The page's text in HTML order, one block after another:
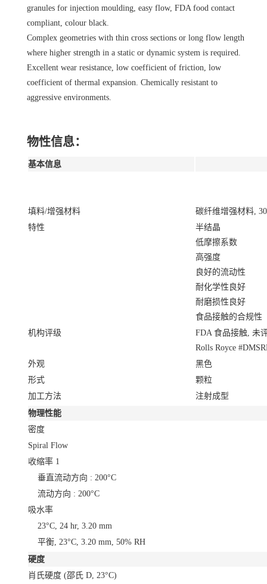
granules for injection moulding, easy flow, FDA food contact
compliant, colour black.
Complex geometries with thin cross sections or long flow length
where higher strength in a static or dynamic system is required.
Excellent wear resistance, low coefficient of friction, low
coefficient of thermal expansion. Chemically resistant to
aggressive environments.
物性信息：
基本信息
填料/增强材料
碳纤维增强材料,
特性
半结晶
低摩擦系数
高强度
良好的流动性
耐化学性良好
耐磨损性良好
食品接触的合规性
机构评级
FDA 食品接触, 未
Rolls Royce
外观
黑色
形式
颗粒
加工方法
注射成型
物理性能
密度
Spiral Flow
收缩率 1
垂直流动方向 : 200°C
流动方向 : 200°C
吸水率
23°C, 24 hr, 3.20 mm
平衡, 23°C, 3.20 mm, 50% RH
硬度
肖氏硬度 (邵氏 D, 23°C)